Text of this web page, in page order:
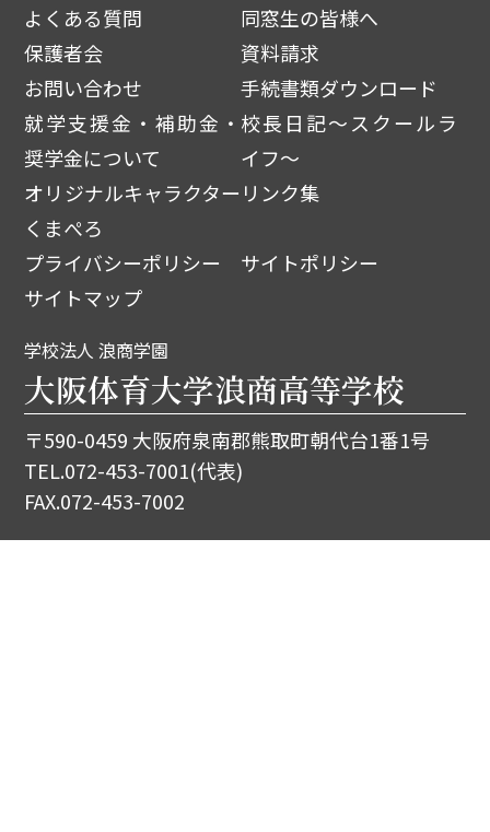
よくある質問
同窓生の皆様へ
保護者会
資料請求
お問い合わせ
手続書類ダウンロード
就学支援金・補助金・
奨学金について
校長日記～スクールラ
イフ～
オリジナルキャラクター
くまぺろ
リンク集
プライバシーポリシー
サイトポリシー
サイトマップ
学校法人 浪商学園
大阪体育大学浪商高等学校
〒590-0459 大阪府泉南郡熊取町朝代台1番1号
TEL.072-453-7001(代表)
FAX.072-453-7002